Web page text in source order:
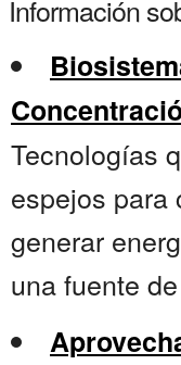
Información
Tecnologías
espejos para
generar
una fuente